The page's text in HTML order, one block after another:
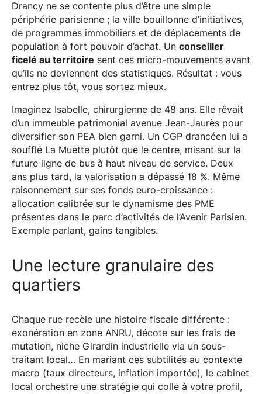
Drancy ne se contente plus d’être une simple
périphérie parisienne ; la ville bouillonne d’initiatives,
de programmes immobiliers et de déplacements de
population à fort pouvoir d’achat. Un conseiller
ficelé au territoire sent ces micro-mouvements avant
qu’ils ne deviennent des statistiques. Résultat : vous
entrez plus tôt, vous sortez mieux.
Imaginez Isabelle, chirurgienne de 48 ans. Elle rêvait
d’un immeuble patrimonial avenue Jean-Jaurès pour
diversifier son PEA bien garni. Un CGP drancéen lui a
soufflé La Muette plutôt que le centre, misant sur la
future ligne de bus à haut niveau de service. Deux
ans plus tard, la valorisation a dépassé 18 %. Même
raisonnement sur ses fonds euro-croissance :
allocation calibrée sur le dynamisme des PME
présentes dans le parc d’activités de l’Avenir Parisien.
Exemple parlant, gains tangibles.
Une lecture granulaire des
quartiers
Chaque rue recèle une histoire fiscale différente :
exonération en zone ANRU, décote sur les frais de
mutation, niche Girardin industrielle via un sous-
traitant local… En mariant ces subtilités au contexte
macro (taux directeurs, inflation importée), le cabinet
local orchestre une stratégie qui colle à votre profil,